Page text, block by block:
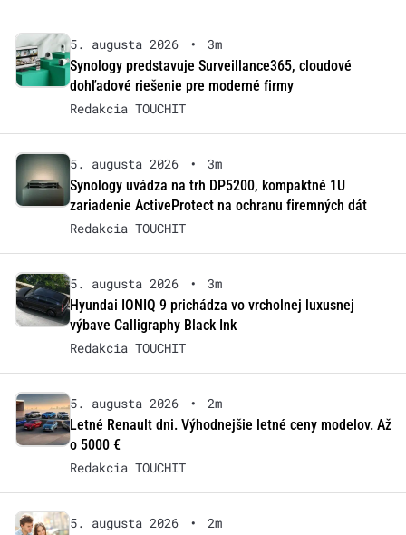
5. augusta 2026 •
3m
Synology predstavuje Surveillance365, cloudové
dohľadové riešenie pre moderné firmy
Redakcia TOUCHIT
5. augusta 2026 •
3m
Synology uvádza na trh DP5200, kompaktné 1U
zariadenie ActiveProtect na ochranu firemných dát
Redakcia TOUCHIT
5. augusta 2026 •
3m
Hyundai IONIQ 9 prichádza vo vrcholnej luxusnej
výbave Calligraphy Black Ink
Redakcia TOUCHIT
5. augusta 2026 •
2m
Letné Renault dni. Výhodnejšie letné ceny modelov. Až
o 5000 €
Redakcia TOUCHIT
5. augusta 2026 •
2m